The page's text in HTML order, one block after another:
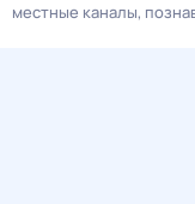
местные каналы